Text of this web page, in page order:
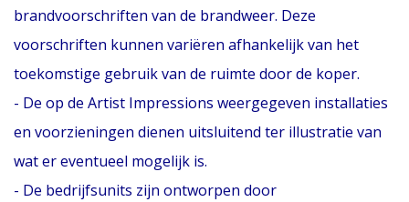
brandvoorschriften van de brandweer. Deze
voorschriften kunnen variëren afhankelijk van het
toekomstige gebruik van de ruimte door de koper.
- De op de Artist Impressions weergegeven installaties
en voorzieningen dienen uitsluitend ter illustratie van
wat er eventueel mogelijk is.
- De bedrijfsunits zijn ontworpen door